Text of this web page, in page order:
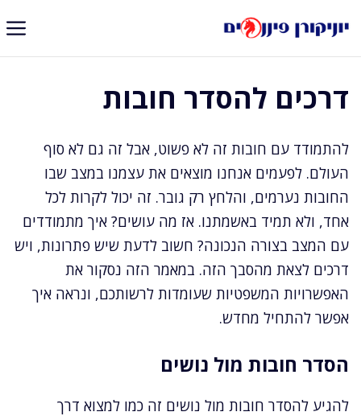
לתוכן
דרכים להסדר חובות
להתמודד עם חובות זה לא פשוט, אבל זה גם לא סוף
העולם. לפעמים אנחנו מוצאים את עצמנו במצב שבו
החובות נערמים, והלחץ רק גובר. זה יכול לקרות לכל
אחד, ולא תמיד באשמתנו. אז מה עושים? איך מתמודדים
עם המצב בצורה הנכונה? חשוב לדעת שיש פתרונות, ויש
דרכים לצאת מהסבך הזה. במאמר הזה נסקור את
האפשרויות המשפטיות שעומדות לרשותכם, ונראה איך
אפשר להתחיל מחדש.
הסדר חובות מול נושים
להגיע להסדר חובות מול נושים זה כמו למצוא דרך